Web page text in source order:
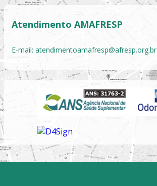
Atendimento AMAFRESP
E-mail: atendimentoamafresp@afresp.org.br